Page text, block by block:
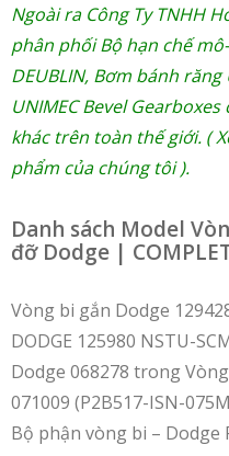
Ngoài ra Công Ty TNHH
phân phốiBộ hạn chế
DEUBLIN, Bơm bánh răng
UNIMEC Bevel Gearboxes
khác trên toàn thế giới. (
phẩm của chúng tôi ).
Danh sách Model
đỡ Dodge |
Vòng bi gắn Dodge
DODGE 125980 NSTU-
Dodge 068278 trong
071009 (P2B517-ISN-
Bộ phận vòng bi – Dodge